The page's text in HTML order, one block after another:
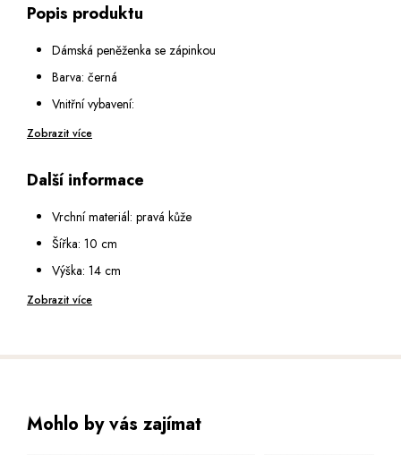
Popis produktu
Dámská peněženka se zápinkou
Barva: černá
Vnitřní vybavení:
1 kapsa na mince na zip
2 otevřené podélné přihrádky na bankovky
15 přihrádek na karty
1 průhledná přihrádka se síťkou
Zobrazit více
Další informace
Vrchní materiál: pravá kůže
Šířka: 10 cm
Výška: 14 cm
Hloubka: 2,5 cm
Zobrazit více
Mohlo by vás zajímat